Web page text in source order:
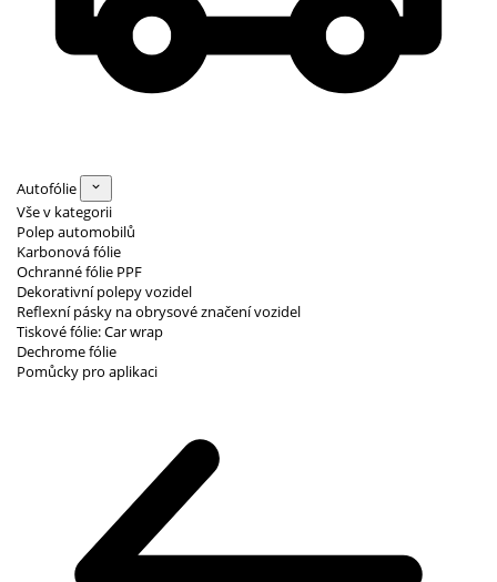
Autofólie
Vše v kategorii
Polep automobilů
Karbonová fólie
Ochranné fólie PPF
Dekorativní polepy vozidel
Reflexní pásky na obrysové značení vozidel
Tiskové fólie: Car wrap
Dechrome fólie
Pomůcky pro aplikaci